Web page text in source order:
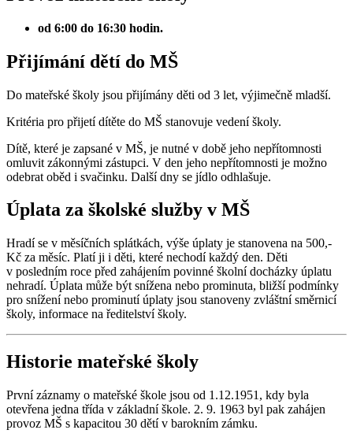
od 6:00 do 16:30 hodin.
Přijímání dětí do MŠ
Do mateřské školy jsou přijímány děti od 3 let, výjimečně mladší.
Kritéria pro přijetí dítěte do MŠ stanovuje vedení školy.
Dítě, které je zapsané v MŠ, je nutné v době jeho nepřítomnosti
omluvit zákonnými zástupci. V den jeho nepřítomnosti je možno
odebrat oběd i svačinku. Další dny se jídlo odhlašuje.
Úplata za školské služby v MŠ
Hradí se v měsíčních splátkách, výše úplaty je stanovena na 500,-
Kč za měsíc. Platí ji i děti, které nechodí každý den. Děti
v posledním roce před zahájením povinné školní docházky úplatu
nehradí. Úplata může být snížena nebo prominuta, bližší podmínky
pro snížení nebo prominutí úplaty jsou stanoveny zvláštní směrnicí
školy, informace na ředitelství školy.
Historie mateřské školy
První záznamy o mateřské škole jsou od 1.12.1951, kdy byla
otevřena jedna třída v základní škole. 2. 9. 1963 byl pak zahájen
provoz MŠ s kapacitou 30 dětí v barokním zámku.